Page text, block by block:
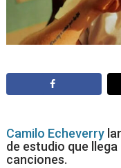
Camilo Echeverry
de estudio que
canciones.